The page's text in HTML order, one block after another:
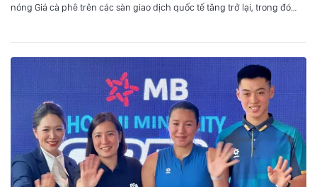
nóng Giá cà phê trên các sàn giao dịch quốc tế tăng trở lại, trong đó